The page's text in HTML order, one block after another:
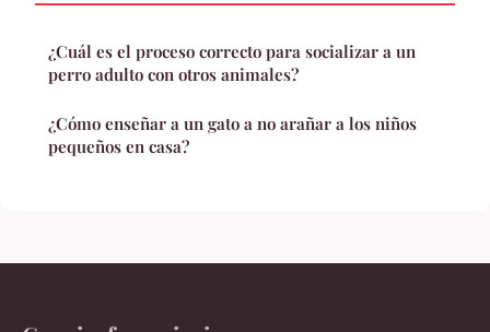
¿Cuál es el proceso correcto para socializar a un
perro adulto con otros animales?
¿Cómo enseñar a un gato a no arañar a los niños
pequeños en casa?